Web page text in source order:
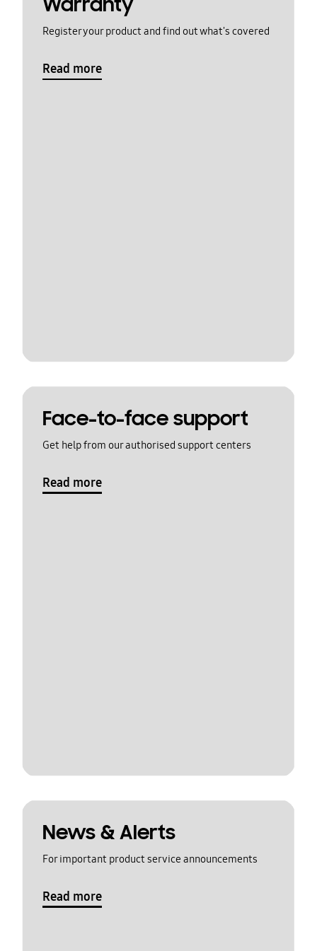
Register your product and find out what's covered
Read more
Face-to-face support
Get help from our authorised support centers
Read more
News & Alerts
For important product service announcements
Read more